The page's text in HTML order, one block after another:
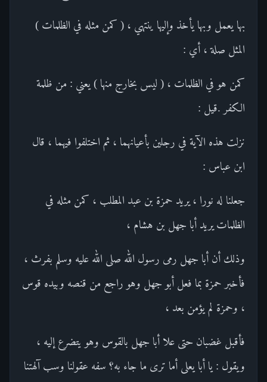
بها يعمل وبها يأخذ وإليها ينتهي ، ( كمن مثله في الظلمات )
المثل صلة ، أي :
كمن هو في الظلمات ، ( ليس بخارج منها ) يعني : من ظلمة
الكفر .قيل :
نزلت هذه الآية في رجلين بأعيانهما ، ثم اختلفوا فيهما ، قال
ابن عباس :
جعلنا له نورا ، يريد حمزة بن عبد المطلب ، كمن مثله في
الظلمات يريد أبا جهل بن هشام ،
وذلك أن أبا جهل رمى رسول الله صلى الله عليه وسلم بفرث ،
فأخبر حمزة بما فعل أبو جهل وهو راجع من قنصه وبيده قوس
، وحمزة لم يؤمن بعد ،
فأقبل غضبان حتى علا أبا جهل بالقوس وهو يتضرع إليه ،
ويقول : يا أبا يعلى أما ترى ما جاء به؟ سفه عقولنا وسب آلهتنا